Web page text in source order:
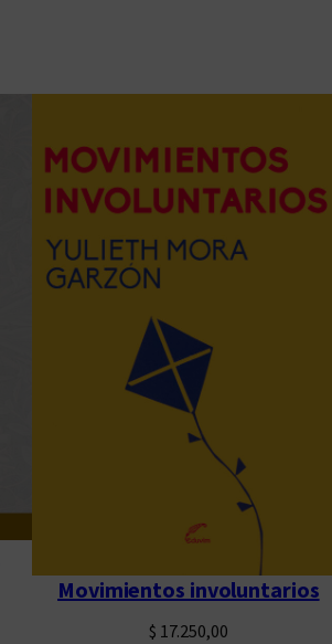
i
a
n
a
c
Movimientos involuntarios
$ 17.250,00